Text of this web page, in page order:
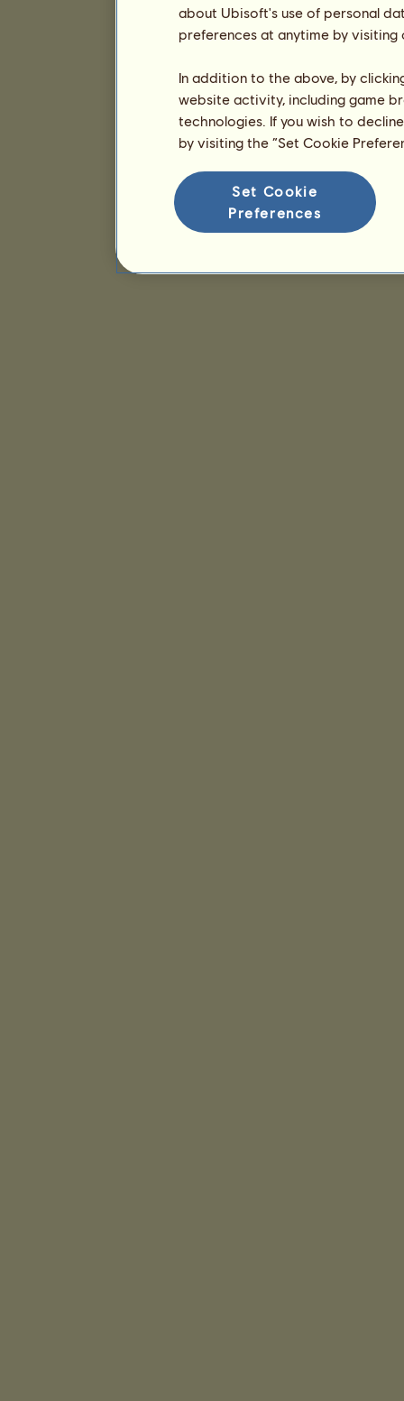
about Ubisoft's use of personal
preferences at anytime by
In addition to the above, by
website activity, including game
technologies. If you wish to
by visiting the “Set Cookie
Set Cookie
Preferences